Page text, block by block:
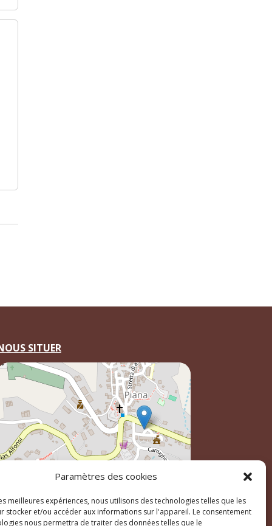
Paramètres des cookies
meilleures expériences, nous utilisons des technologies telles que les
stocker et/ou accéder aux informations sur l'appareil. Le consentement
nous permettra de traiter des données telles que le
SITUER
Leaflet, \r\n©OpenStreetMapcontributeurs